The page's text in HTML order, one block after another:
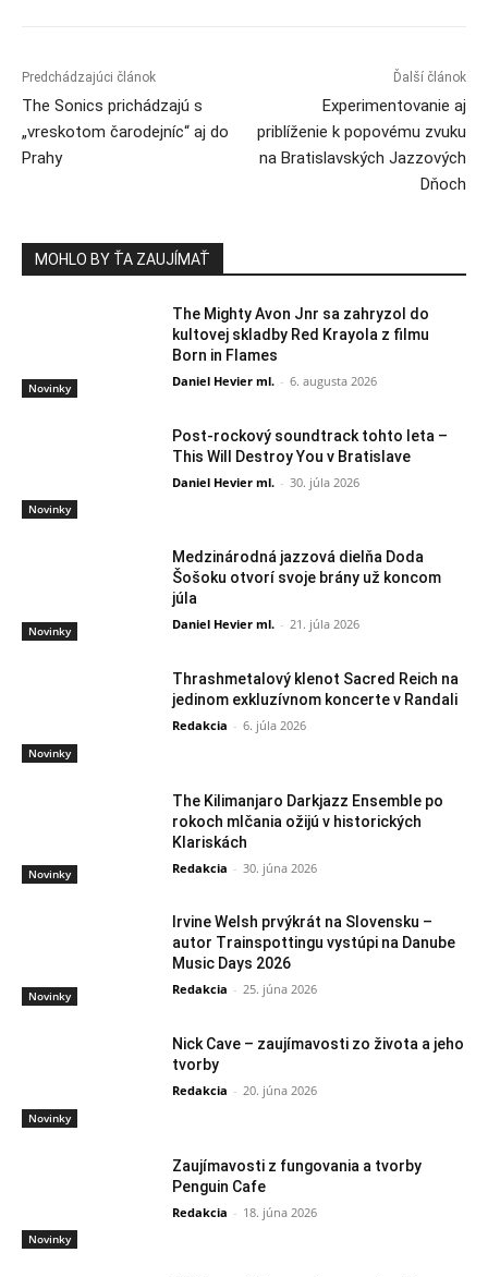
Predchádzajúci článok
The Sonics prichádzajú s
„vreskotom čarodejníc“ aj do
Prahy
Ďalší článok
Experimentovanie aj
priblíženie k popovému zvuku
na Bratislavských Jazzových
Dňoch
MOHLO BY ŤA ZAUJÍMAŤ
Novinky
The Mighty Avon Jnr sa zahryzol do
kultovej skladby Red Krayola z filmu
Born in Flames
Daniel Hevier ml. - 6. augusta 2026
Novinky
Post-rockový soundtrack tohto leta –
This Will Destroy You v Bratislave
Daniel Hevier ml. - 30. júla 2026
Novinky
Medzinárodná jazzová dielňa Doda
Šošoku otvorí svoje brány už koncom
júla
Daniel Hevier ml. - 21. júla 2026
Novinky
Thrashmetalový klenot Sacred Reich na
jedinom exkluzívnom koncerte v Randali
Redakcia - 6. júla 2026
Novinky
The Kilimanjaro Darkjazz Ensemble po
rokoch mlčania ožijú v historických
Klariskách
Redakcia - 30. júna 2026
Novinky
Irvine Welsh prvýkrát na Slovensku –
autor Trainspottingu vystúpi na Danube
Music Days 2026
Redakcia - 25. júna 2026
Novinky
Nick Cave – zaujímavosti zo života a jeho
tvorby
Redakcia - 20. júna 2026
Novinky
Zaujímavosti z fungovania a tvorby
Penguin Cafe
Redakcia - 18. júna 2026